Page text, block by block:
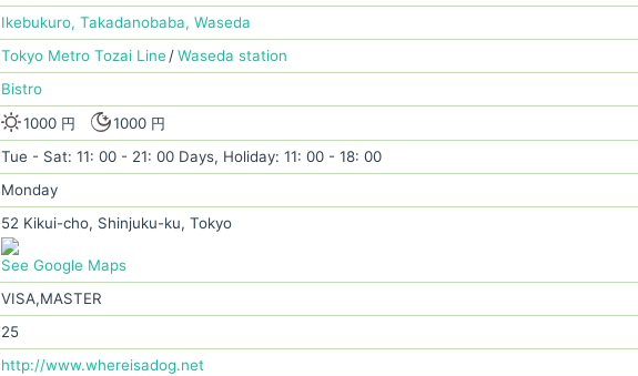
Ikebukuro, Takadanobaba, Waseda
Tokyo Metro Tozai Line
Waseda station
Bistro
1000 円
1000 円
Tue - Sat: 11: 00 - 21: 00 Days, Holiday: 11: 00 - 18: 00
Monday
52 Kikui-cho, Shinjuku-ku, Tokyo
See Google Maps
VISA,MASTER
25
http://www.whereisadog.net